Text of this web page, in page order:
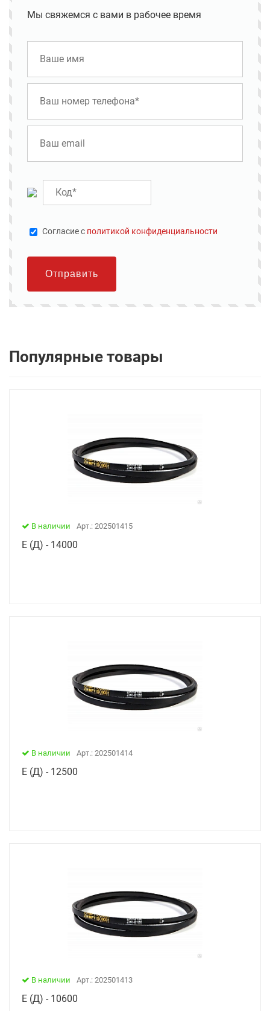
Мы свяжемся с вами в рабочее время
Cогласие с политикой конфиденциальности
Отправить
Популярные товары
В наличии Арт.: 202501415
Е (Д) - 14000
В наличии Арт.: 202501414
Е (Д) - 12500
В наличии Арт.: 202501413
Е (Д) - 10600